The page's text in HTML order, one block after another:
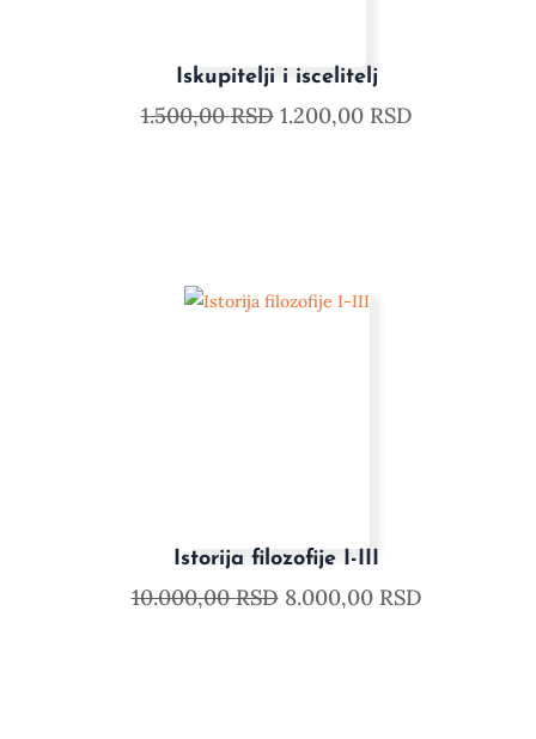
Iskupitelji i iscelitelj
1.500,00RSD 1.200,00 RSD
Istorija filozofije I-III
10.000,00RSD 8.000,00 RSD